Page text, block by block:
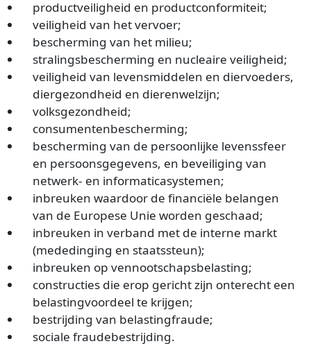
productveiligheid en productconformiteit;
veiligheid van het vervoer;
bescherming van het milieu;
stralingsbescherming en nucleaire veiligheid;
veiligheid van levensmiddelen en diervoeders,
diergezondheid en dierenwelzijn;
volksgezondheid;
consumentenbescherming;
bescherming van de persoonlijke levenssfeer
en persoonsgegevens, en beveiliging van
netwerk- en informaticasystemen;
inbreuken waardoor de financiële belangen
van de Europese Unie worden geschaad;
inbreuken in verband met de interne markt
(mededinging en staatssteun);
inbreuken op vennootschapsbelasting;
constructies die erop gericht zijn onterecht een
belastingvoordeel te krijgen;
bestrijding van belastingfraude;
sociale fraudebestrijding.